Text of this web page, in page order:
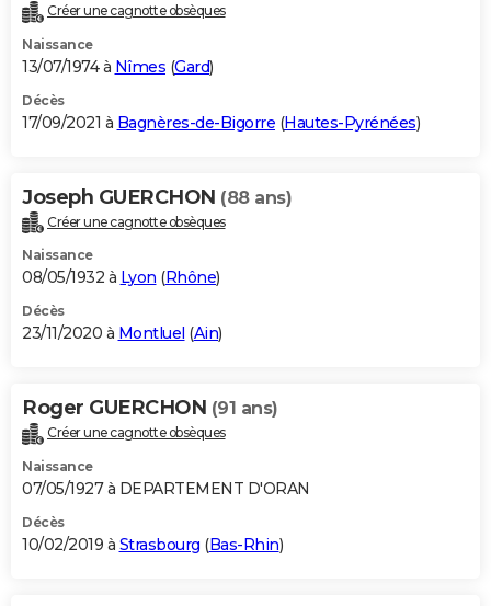
Créer une cagnotte obsèques
Naissance
13/07/1974 à Nîmes (Gard)
Décès
17/09/2021 à Bagnères-de-Bigorre (Hautes-Pyrénées)
Joseph GUERCHON (88 ans)
Créer une cagnotte obsèques
Naissance
08/05/1932 à Lyon (Rhône)
Décès
23/11/2020 à Montluel (Ain)
Roger GUERCHON (91 ans)
Créer une cagnotte obsèques
Naissance
07/05/1927 à DEPARTEMENT D'ORAN
Décès
10/02/2019 à Strasbourg (Bas-Rhin)